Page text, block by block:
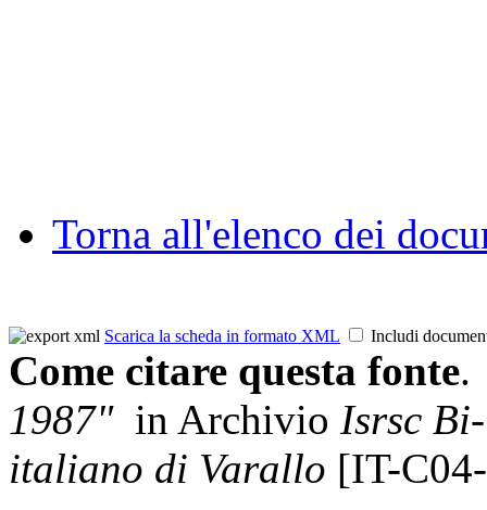
Torna all'elenco dei
Scarica la scheda in formato XML Includi
Come citare questa fonte.
1987"in Archivio Isrsc
italiano di Varallo [IT-